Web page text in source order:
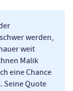
werden,
weit
Malik
eine Chance
Seine Quote